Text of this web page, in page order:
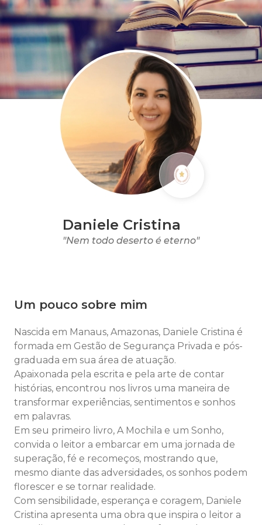
Daniele Cristina
"Nem todo deserto é eterno"
Um pouco sobre mim
Nascida em Manaus, Amazonas, Daniele Cristina é
formada em Gestão de Segurança Privada e pós-
graduada em sua área de atuação.
Apaixonada pela escrita e pela arte de contar
histórias, encontrou nos livros uma maneira de
transformar experiências, sentimentos e sonhos
em palavras.
Em seu primeiro livro, A Mochila e um Sonho,
convida o leitor a embarcar em uma jornada de
superação, fé e recomeços, mostrando que,
mesmo diante das adversidades, os sonhos podem
florescer e se tornar realidade.
Com sensibilidade, esperança e coragem, Daniele
Cristina apresenta uma obra que inspira o leitor a